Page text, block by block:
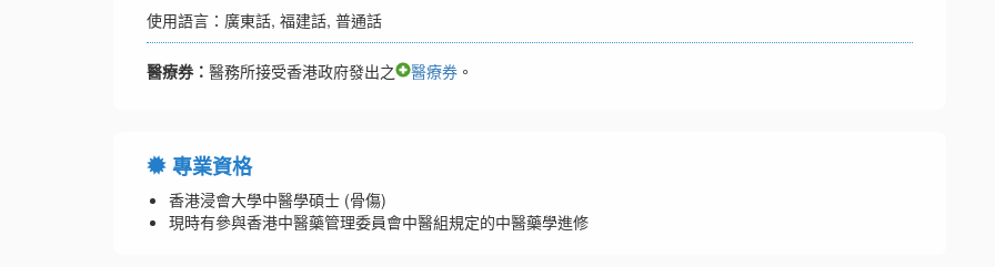
使用語言：廣東話, 福建話, 普通話
醫療券： 醫務所接受香港政府發出之 醫療券 。
專業資格
香港浸會大學中醫學碩士 (骨傷)
現時有參與香港中醫藥管理委員會中醫組規定的中醫藥學進修